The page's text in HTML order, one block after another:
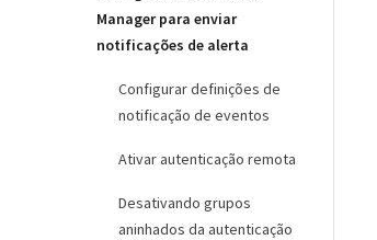
Manager para enviar
notificações de alerta
Configurar definições de
notificação de eventos
Ativar autenticação remota
Desativando grupos
aninhados da autenticação